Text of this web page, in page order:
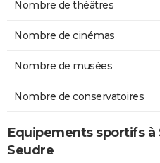
Nombre de théâtres
Nombre de cinémas
Nombre de musées
Nombre de conservatoires
Equipements sportifs à
Seudre